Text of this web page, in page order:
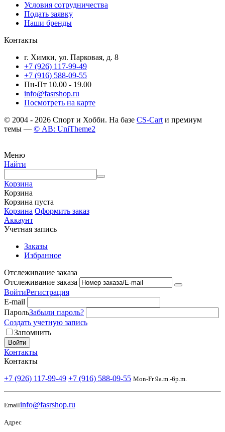
Условия сотрудничества
Подать заявку
Наши бренды
Контакты
г. Химки, ул. Парковая, д. 8
+7 (926) 117-99-49
+7 (916) 588-09-55
Пн-Пт 10.00 - 19.00
info@fasrshop.ru
Посмотреть на карте
© 2004 - 2026 Спорт и Хобби. На базе CS-Cart и премиум
темы — © AB: UniTheme2
Меню
Найти
Корзина
Корзина
Корзина пуста
Корзина Оформить заказ
Аккаунт
Учетная запись
Заказы
Избранное
Отслеживание заказа
Отслеживание заказа
ВойтиРегистрация
E-mail
ПарольЗабыли пароль?
Создать учетную запись
Запомнить
Войти
Контакты
Контакты
+7 (926) 117-99-49 +7 (916) 588-09-55 Mon-Fr 9a.m.-6p.m.
Emailinfo@fasrshop.ru
Адрес